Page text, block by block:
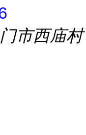
市西庙村